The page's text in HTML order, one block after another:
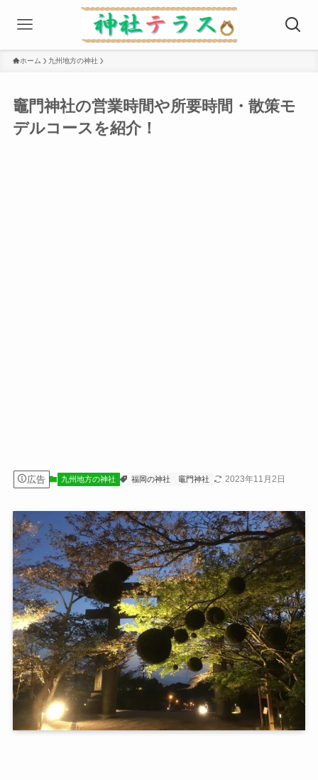
ホーム 九州地方の神社
竈⾨神社の営業時間や所要時間・散策モ
デルコースを紹介！
広告 九州地方の神社 福岡の神社 竈門神社 2023年11月2日